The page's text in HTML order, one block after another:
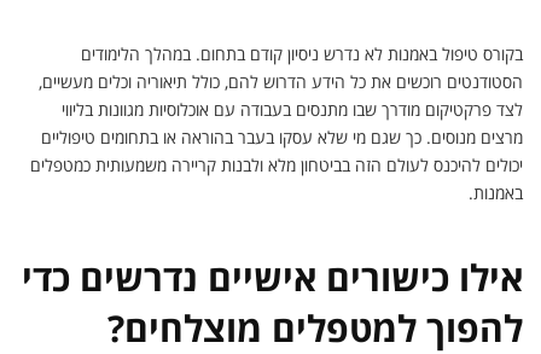
בקורס טיפול באמנות לא נדרש ניסיון קודם בתחום. במהלך הלימודים
הסטודנטים רוכשים את כל הידע הדרוש להם, כולל תיאוריה וכלים מעשיים,
לצד פרקטיקום מודרך שבו מתנסים בעבודה עם אוכלוסיות מגוונות בליווי
מרצים מנוסים. כך שגם מי שלא עסקו בעבר בהוראה או בתחומים טיפוליים
יכולים להיכנס לעולם הזה בביטחון מלא ולבנות קריירה משמעותית כמטפלים
באמנות.
אילו כישורים אישיים נדרשים כדי
להפוך למטפלים מוצלחים?